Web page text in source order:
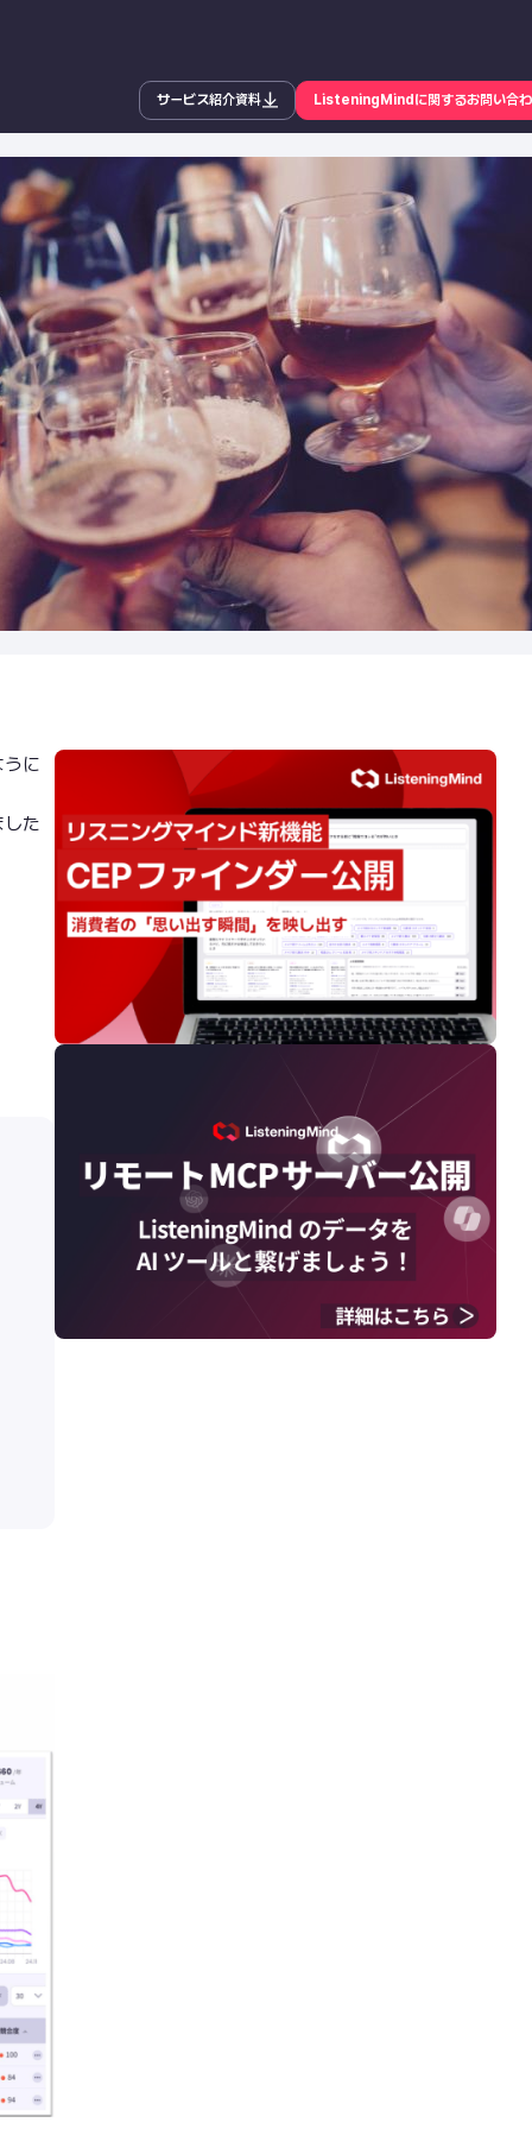
サービス紹介資料 ListeningMindに関するお問い合
に
た